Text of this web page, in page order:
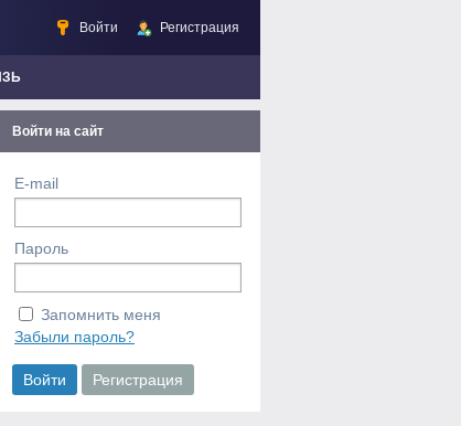
Войти Регистрация
Войти на сайт
E-mail
Пароль
Запомнить меня
Забыли пароль?